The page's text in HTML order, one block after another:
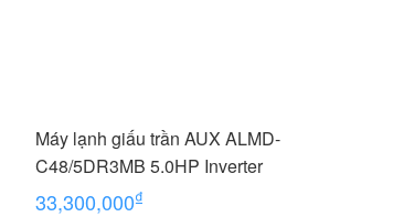
Máy lạnh giấu trần AUX ALMD-
C48/5DR3MB 5.0HP Inverter
33,300,000₫